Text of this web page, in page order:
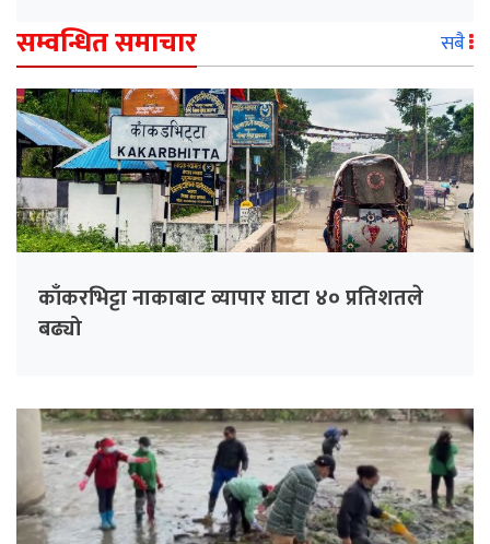
सम्वन्धित समाचार सबै
काँकरभिट्टा नाकाबाट व्यापार घाटा ४० प्रतिशतले
बढ्यो